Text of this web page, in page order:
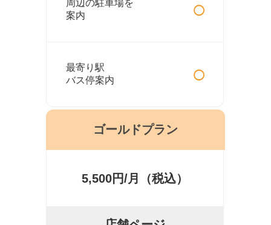
周辺の駐車場を
案内
○
最寄り駅
バス停案内
○
ゴールドプラン
5,500円/月（税込）